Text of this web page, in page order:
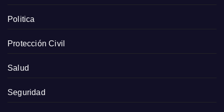
Politica
Protección Civil
Salud
Seguridad